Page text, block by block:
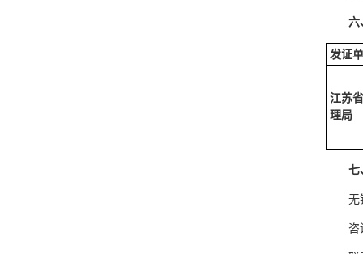
六
发证
江苏
理局
七
无
咨